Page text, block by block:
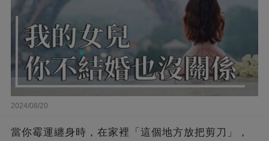
2024/08/20
當你霉運纏身時，在家裡「這個地方放把剪刀」，